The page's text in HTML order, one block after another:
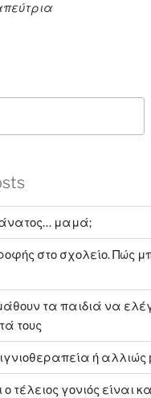
μαμά;
στο σχολείο. Πώς
τα παιδιά να
τους
ή
ο τέλειος γονιός είναι